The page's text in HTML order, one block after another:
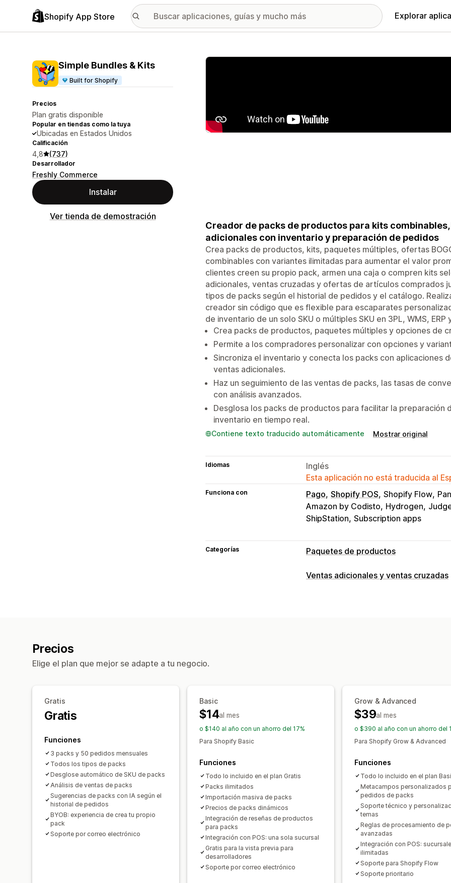
Shopify App Store Explorar
Simple Bundles & Kits
Built for Shopify
Precios
Plan gratis disponible
Popular en tiendas como la tuya
Ubicadas en Estados Unidos
Calificación
4,8 (737)
Desarrollador
Freshly Commerce
Instalar
Ver tienda de demostración
Galería de imágenes destacadas
Creador de packs de productos para kits combinables,
adicionales con inventario y preparación de pedidos
Crea packs de productos, kits, paquetes múltiples, ofertas
combinables con variantes ilimitadas para aumentar el valor
clientes creen su propio pack, armen una caja o compren kits
adicionales, ventas cruzadas y ofertas de artículos comprados
tipos de packs según el historial de pedidos y el catálogo.
creador sin código que es flexible para escaparates
de inventario de un solo SKU o múltiples SKU en 3PL, WMS,
Crea packs de productos, paquetes múltiples y opciones de
Permite a los compradores personalizar con opciones y
Sincroniza el inventario y conecta los packs con aplicaciones
ventas adicionales.
Haz un seguimiento de las ventas de packs, las tasas de
con análisis avanzados.
Desglosa los packs de productos para facilitar la preparación
inventario en tiempo real.
Contiene texto traducido automáticamente Mostrar original
Idiomas
Inglés
Esta aplicación no está traducida al
Funciona con Pago Shopify POS Shopify Flow
Amazon by Codisto Hydrogen
ShipStation Subscription apps
Categorías Paquetes de productos
Tipos de paquetes
Precios que puedes fijar
Precios por niveles
Descuentos por volumen
Descuentos en el carrito BOGO
Precios de mayorista
Precios
Ventas adicionales y ventas cruzadas
Ofertas y recomendaciones
Protección de los envíos Regalos
Complementos de productos
Descuentos por volumen
Recomendaciones de IA Mejora de
Informes y estadísticas
Tasas de clics
Rendimiento de recomendaciones
Rendimiento del embudo
Precios
Elige el plan que mejor se adapte a tu negocio.
Gratis
Gratis
Funciones
3 packs y 50 pedidos mensuales
Todos los tipos de packs
Desglose automático de SKU de packs
Análisis de ventas de packs
Sugerencias de packs con IA según el
historial de pedidos
BYOB: experiencia de crea tu propio
pack
Soporte por correo electrónico
Basic
$14al mes
o $140 al año con un ahorro del 17%
Para Shopify Basic
Funciones
Todo lo incluido en el plan Gratis
Packs ilimitados
Importación masiva de packs
Precios de packs dinámicos
Integración de reseñas de productos
para packs
Integración con POS: una sola sucursal
Gratis para la vista previa para
desarrolladores
Soporte por correo electrónico
Grow & Advanced
$39al mes
o $390 al año con un ahorro del
Para Shopify Grow & Advanced
Funciones
Todo lo incluido en el plan
Metacampos personalizados
pedidos de packs
Soporte técnico y
temas
Reglas de procesamiento de
avanzadas
Integración con POS:
ilimitadas
Soporte para Shopify Flow
Soporte prioritario